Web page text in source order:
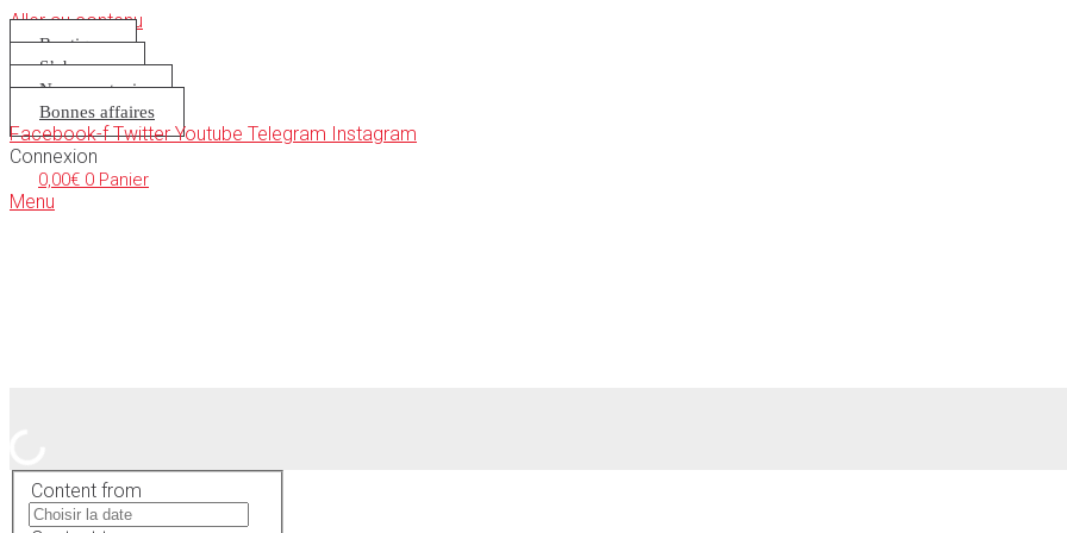
Aller au contenu
Boutique
S’abonner
Nous soutenir
Bonnes affaires
Facebook-f Twitter Youtube Telegram Instagram
Connexion
0,00€ 0 Panier
Menu
Content from